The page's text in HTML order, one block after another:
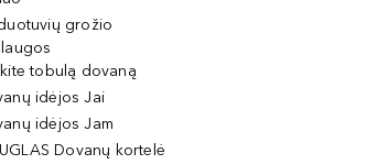
grožio
tobulą dovaną
idėjos Jai
idėjos Jam
Dovanų kortelė